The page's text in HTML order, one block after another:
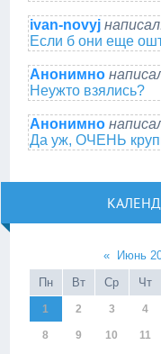
ivan-novyj
Если б они еще
Анонимно
Неужто взялись?
Анонимно
Да уж, ОЧЕНЬ
« Июнь
Пн
Вт Ср Чт
1 2 3 4
8 9 10 11